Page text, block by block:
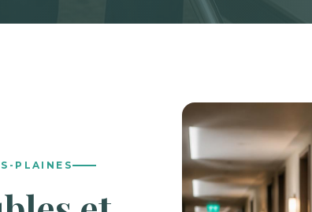
PLAINES